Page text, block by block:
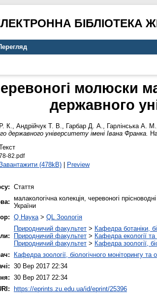
БІБЛІОТЕКА
молюски
державного
К., Андрійчук Т. В., Гарбар Д. А., Гарлінська А. М.
державного університету імені Івана Франка.
82.pdf
(478kB)| Preview
Стаття
малакологічна колекція, черевоногі
України
Q Наука> QL Зоологія
Природничий факультет > Кафедра ботаніки,
Природничий факультет > Кафедра екології та
Природничий факультет > Кафедра зоології,
Кафедра зоології, біологічного моніторингу
30 Вер 2017 22:34
30 Вер 2017 22:34
https://eprints.zu.edu.ua/id/eprint/25396